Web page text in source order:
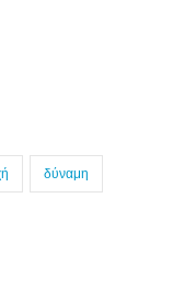
δύναμη